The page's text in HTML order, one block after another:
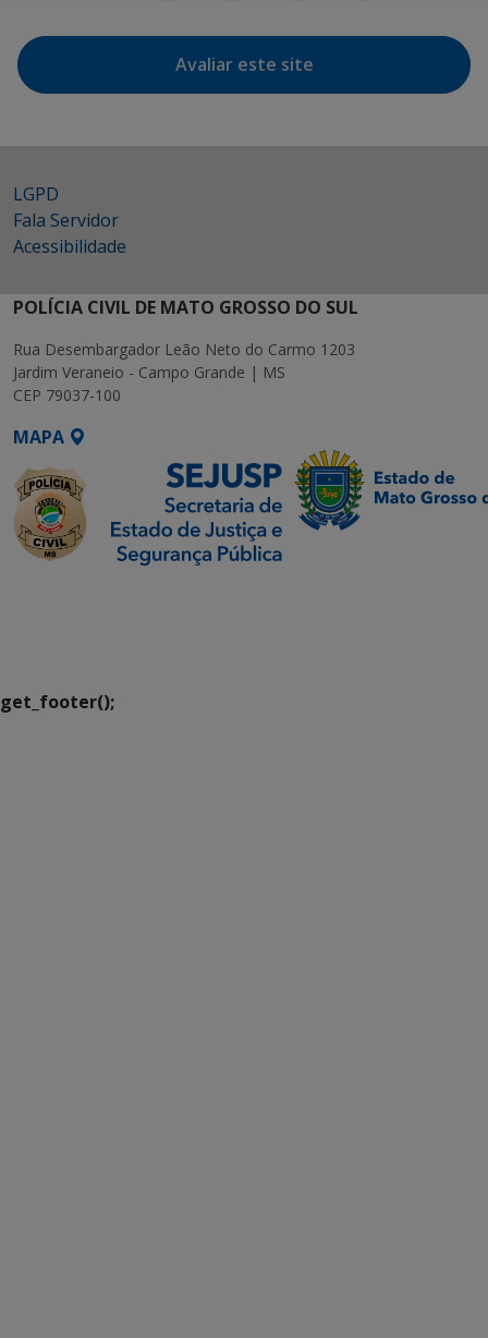
Avaliar este site
LGPD
Fala Servidor
Acessibilidade
POLÍCIA CIVIL DE MATO GROSSO DO SUL
Rua Desembargador Leão Neto do Carmo 1203
Jardim Veraneio - Campo Grande | MS
CEP 79037-100
MAPA
get_footer();